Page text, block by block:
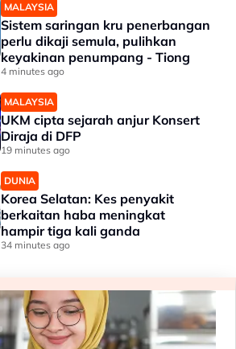
MALAYSIA
Sistem saringan kru penerbangan
perlu dikaji semula, pulihkan
keyakinan penumpang - Tiong
4 minutes ago
MALAYSIA
UKM cipta sejarah anjur Konsert
Diraja di DFP
19 minutes ago
DUNIA
Korea Selatan: Kes penyakit
berkaitan haba meningkat
hampir tiga kali ganda
34 minutes ago